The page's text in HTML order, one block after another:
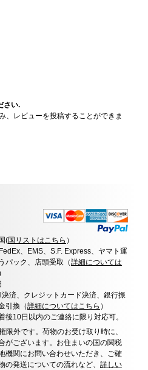
さい.
、レビューを投稿することができま
(国リストはこちら ）
、EMS、S.F. Express、ヤマト運
パック、店頭受取（詳細については
）
決済、クレジットカード決済、銀行振
引換（詳細についてはこちら ）
後10日以内のご連絡に限り対応可。
限外です。荷物のお受け取り時に、
がございます。お住まいの国の関税
機関にお問い合わせいただき、ご確
発送についての流れなど、 詳しい